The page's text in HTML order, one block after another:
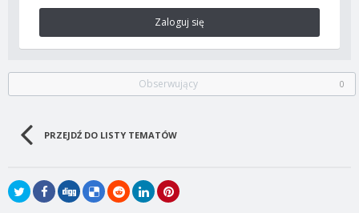
Zaloguj się
Obserwujący 0
PRZEJDŹ DO LISTY TEMATÓW